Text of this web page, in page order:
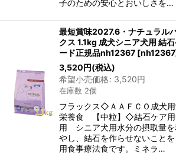
子のための安心とおいしさを…
最短賞味2027.6・ナチュラル
クス 1.1kg 成犬シニア犬用 結
ード正規品nh12367 [nh12367
3,520円(税込)
希望小売価格: 3,520円
在庫数 2個
フラックス◇ＡＡＦＣＯ成犬
栄養食 【中粒】◇結石ケア
用 シニア犬用水分の摂取量
やし、結石を作らせないこと
用食事療法食です。ミネラ…